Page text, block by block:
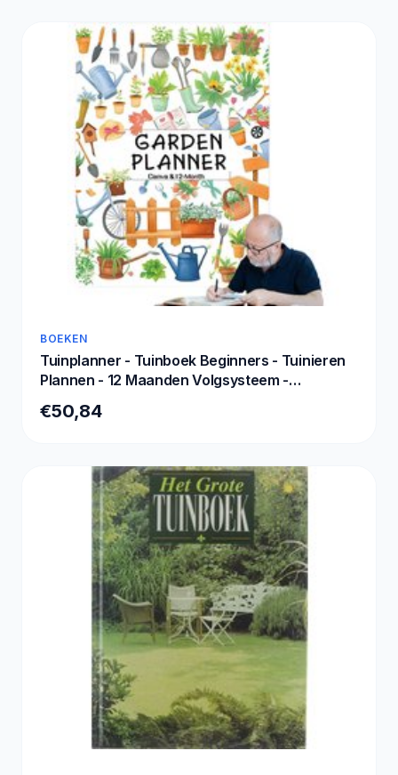
BOEKEN
Tuinplanner - Tuinboek Beginners - Tuinieren
Plannen - 12 Maanden Volgsysteem -
€50,84